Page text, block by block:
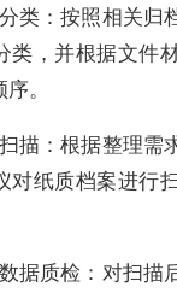
类：按照相关归
类，并根据文件
。
描：根据整理需
对纸质档案进行
据质检：对扫描